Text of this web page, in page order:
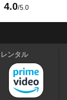
4.0/5.0
レンタル